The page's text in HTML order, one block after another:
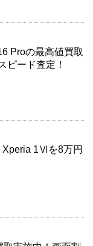
Proの最高値買取
ピード査定！
Xperia 1Ⅵを8万円